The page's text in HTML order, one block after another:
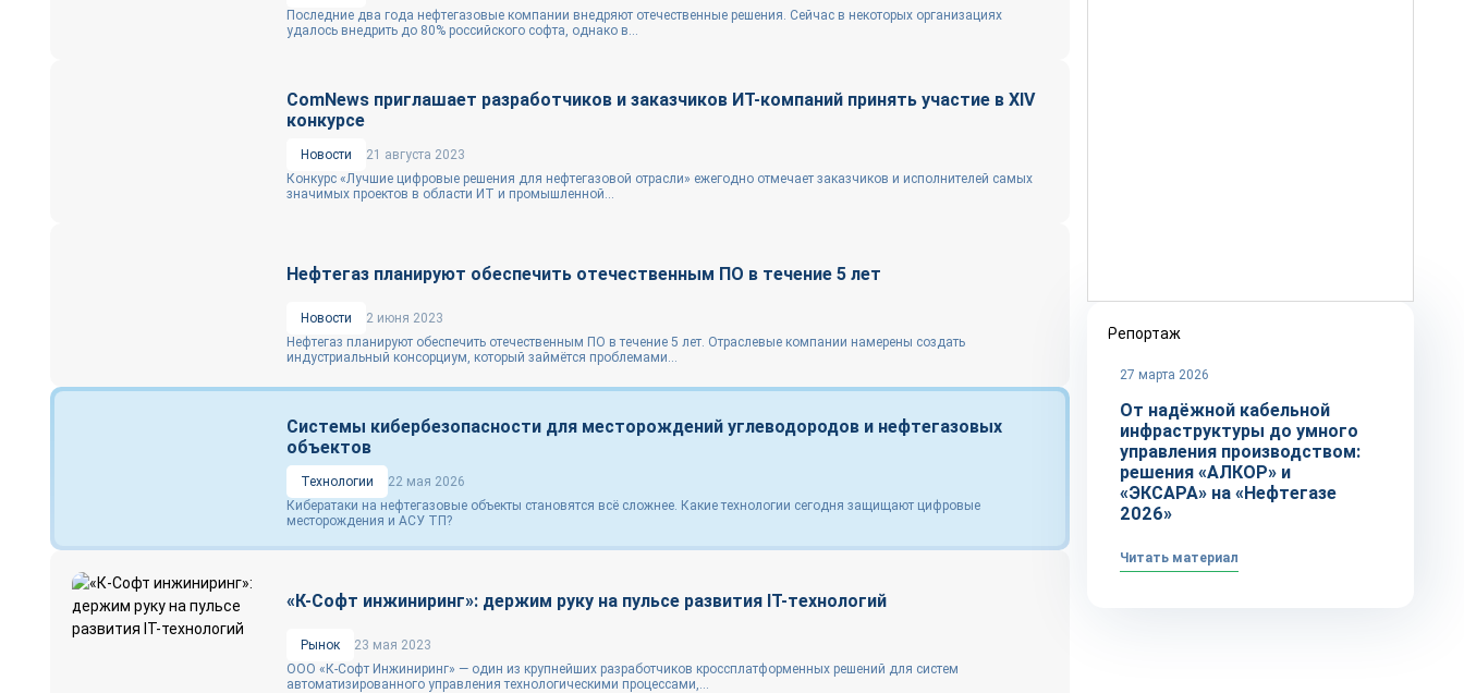
Последние два года нефтегазовые компании внедряют отечественные решения. Сейчас в некоторых организациях
удалось внедрить до 80% российского софта, однако в...
ComNews приглашает разработчиков и заказчиков ИТ-компаний принять участие в XIV
конкурсе
Новости
21 августа 2023
Конкурс «Лучшие цифровые решения для нефтегазовой отрасли» ежегодно отмечает заказчиков и исполнителей самых
значимых проектов в области ИТ и промышленной...
Нефтегаз планируют обеспечить отечественным ПО в течение 5 лет
Новости
2 июня 2023
Нефтегаз планируют обеспечить отечественным ПО в течение 5 лет. Отраслевые компании намерены создать
индустриальный консорциум, который займётся проблемами...
Системы кибербезопасности для месторождений углеводородов и нефтегазовых
объектов
Технологии
22 мая 2026
Кибератаки на нефтегазовые объекты становятся всё сложнее. Какие технологии сегодня защищают цифровые
месторождения и АСУ ТП?
«К-Софт инжиниринг»: держим руку на пульсе развития IT-технологий
Рынок
23 мая 2023
ООО «К-Софт Инжиниринг» — один из крупнейших разработчиков кроссплатформенных решений для систем
автоматизированного управления технологическими процессами,...
Репортаж
27 марта 2026
От надёжной кабельной
инфраструктуры до умного
управления производством:
решения «АЛКОР» и
«ЭКСАРА» на «Нефтегазе
2026»
Читать материал